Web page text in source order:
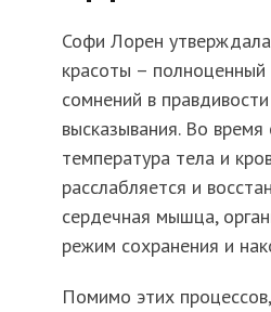
Софи Лорен
красоты – полноценный
сомнений в
высказывания. Во
температура тела и
расслабляется и
сердечная мышца,
режим сохранения и
Помимо этих